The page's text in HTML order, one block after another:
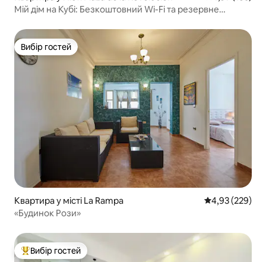
Мій дім на Кубі: Безкоштовний Wi-Fi та резервне
Вибір гостей
Вибір гостей
Квартира у місті La Rampa Середня
4,93 (229)
«Будинок Рози»
Топ вибір гостей
Вибір гостей